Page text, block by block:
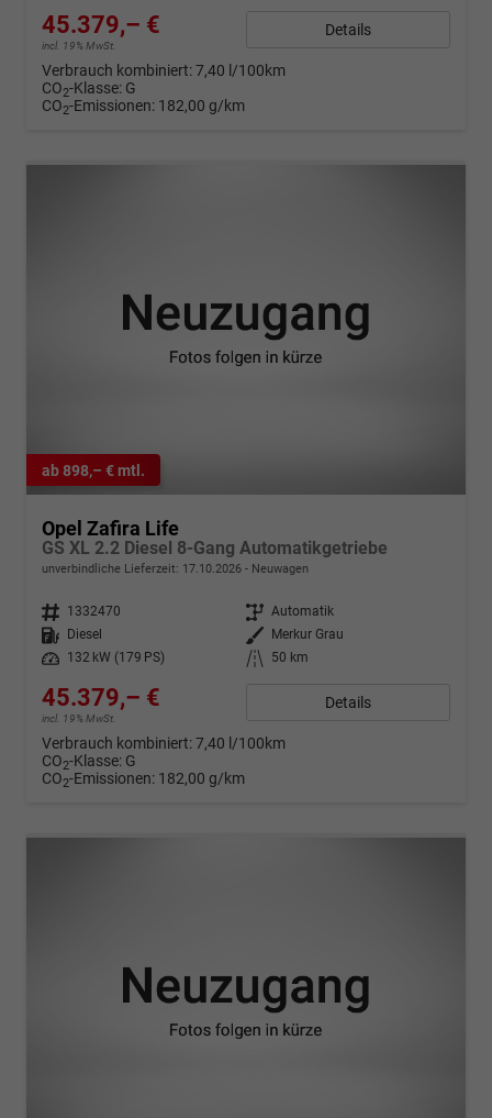
45.379,– €
incl. 19% MwSt.
Details
Verbrauch kombiniert:7,40 l/100km
CO2-Klasse: G
CO2-Emissionen: 182,00 g/km
ab 898,– € mtl.
Opel Zafira Life
GS XL 2.2 Diesel 8-Gang Automatikgetriebe
unverbindliche Lieferzeit: 17.10.2026 Neuwagen
Fahrzeugnr. 1332470 Getriebe Automatik
Kraftstoff
Diesel Außenfarbe
Merkur Grau
Leistung
132 kW (179 PS) Kilometerstand 50 km
45.379,– €
incl. 19% MwSt.
Details
Verbrauch kombiniert:7,40 l/100km
CO2-Klasse: G
CO2-Emissionen: 182,00 g/km